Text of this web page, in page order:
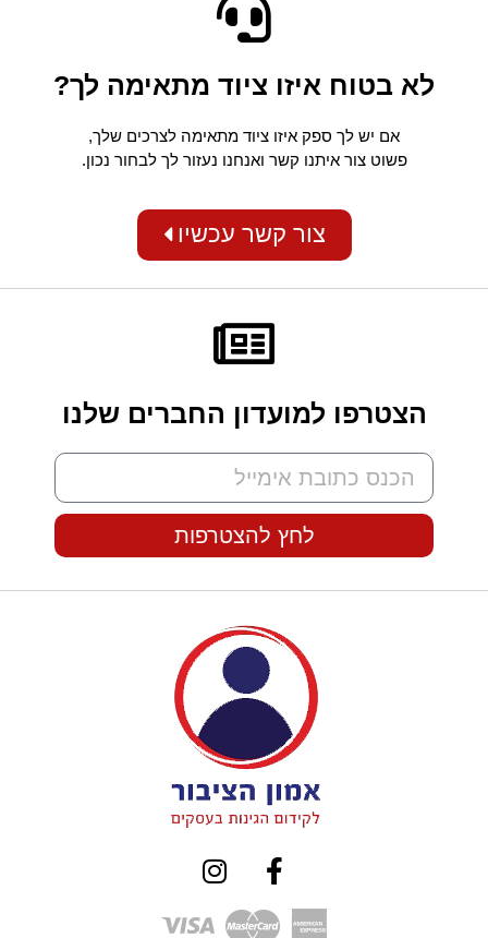
לא בטוח איזו ציוד מתאימה לך?
אם יש לך ספק איזו ציוד מתאימה לצרכים שלך,
פשוט צור איתנו קשר ואנחנו נעזור לך לבחור נכון.
צור קשר עכשיו
הצטרפו למועדון החברים שלנו
לחץ להצטרפות